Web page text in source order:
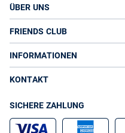
ÜBER UNS
FRIENDS CLUB
INFORMATIONEN
KONTAKT
SICHERE ZAHLUNG